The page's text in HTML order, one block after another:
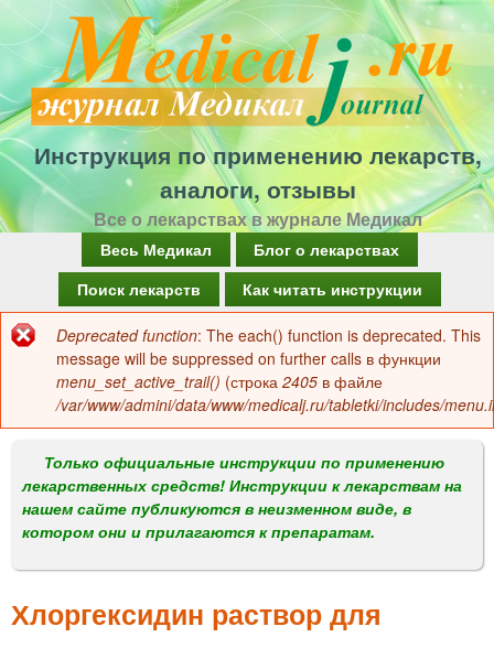
Перейти
к
основному
содержанию
Инструкция по применению лекарств,
аналоги, отзывы
Все о лекарствах в журнале Медикал
а
в
о
м
е
н
Весь Медикал
Блог о лекарствах
Поиск лекарств
Как читать инструкции
Сообщение
об
ошибке
Deprecated function: The each() function is deprecated. This
message will be suppressed on further calls в функции
menu_set_active_trail() (строка 2405 в файле
/var/www/admini/data/www/medicalj.ru/tabletki/includes/
Только официальные инструкции по применению
лекарственных средств! Инструкции к лекарствам на
нашем сайте публикуются в неизменном виде, в
котором они и прилагаются к препаратам.
Хлоргексидин раствор для